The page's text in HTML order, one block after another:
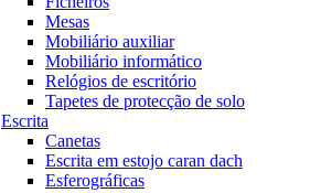
Mesas
Mobiliário auxiliar
Mobiliário informático
Relógios de escritório
Tapetes de protecção de solo
Escrita
Canetas
Escrita em estojo caran dach
Esferográficas